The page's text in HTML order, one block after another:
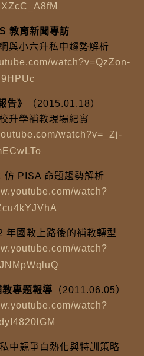
教育新聞專訪
與小六升私中趨勢解析
watch?v=QzZon-
9HPUc
告》
（2015.01.18）
升學補教現場紀實
watch?v=_Zj-
仿 PISA 命題趨勢解析
watch?
年國教上路後的補教轉型
watch?
教專題報導 （2011.06.05）
watch?
私中競爭白熱化與特訓策略